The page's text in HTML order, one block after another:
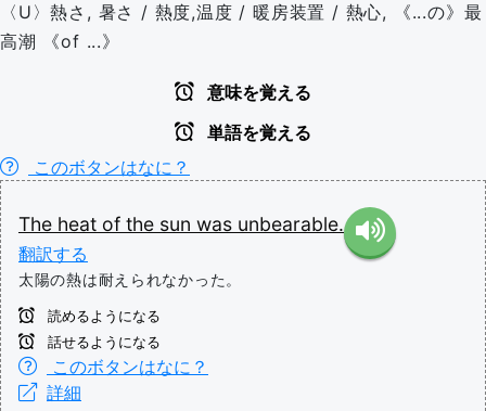
〈U〉熱さ, 暑さ / 熱度,温度 / 暖房装置 / 熱心, 《...の》最
高潮 《of ...》
意味を覚える
単語を覚える
このボタンはなに？
The heat of the sun was unbearable.
翻訳する
太陽の熱は耐えられなかった。
読めるようになる
話せるようになる
このボタンはなに？
詳細